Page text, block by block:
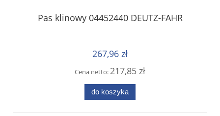
Pas klinowy 04452440 DEUTZ-FAHR
267,96 zł
Cena netto: 217,85 zł
do koszyka